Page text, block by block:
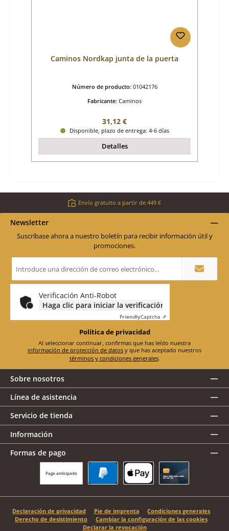
Caminos Nordkap junta de la puerta
Número de producto: 01042176
Fabricante: Caminos
Precio normal:
31,12 €
Disponible, plazo de entrega: 4-6 días
Detalles
Envío gratuito a partir de 449 €
Newsletter
Suscríbase ahora a nuestro boletín para recibir información útil y
promociones.
de
correo
electrónico
Verificación Anti-Robot
Haga clic para iniciar la verificación
FriendlyCaptcha ⇗
Política de privacidad
información de protección de datos
términos y condiciones generales.
Sobre nosotros
Línea de asistencia
Servicio de tienda
Información
Formas de pago
Pago anticipado
Declaración de privacidad Pie de imprenta
Condiciones generales
Derecho de desistimiento
Cambiar la configuración de las cookies
Declarar la revocación